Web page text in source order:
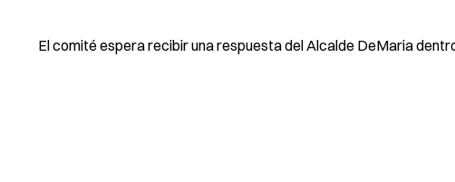
El comité espera recibir una respuesta del Alcalde DeMaria